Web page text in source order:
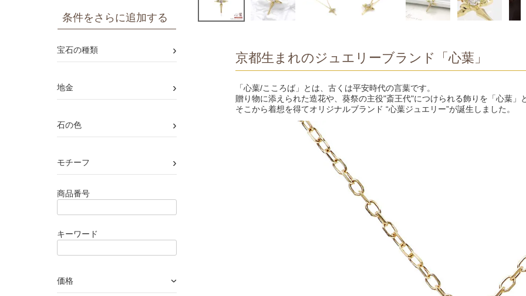
条件をさらに追加する
宝石の種類 ›
地金 ›
石の色 ›
モチーフ ›
商品番号
キーワード
価格 ›
京都生まれのジュエリーブランド「心葉」
「心葉/こころば」とは、古くは平安時代の言葉です。
贈り物に添えられた造花や、葵祭の主役"斎王代"につけられる飾りを「心葉」
そこから着想を得てオリジナルブランド “心葉ジュエリー”が誕生しました。